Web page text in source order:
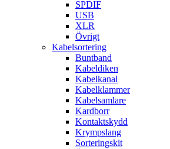
SPDIF
USB
XLR
Övrigt
Kabelsortering
Buntband
Kabeldiken
Kabelkanal
Kabelklammer
Kabelsamlare
Kardborr
Kontaktskydd
Krympslang
Sorteringskit